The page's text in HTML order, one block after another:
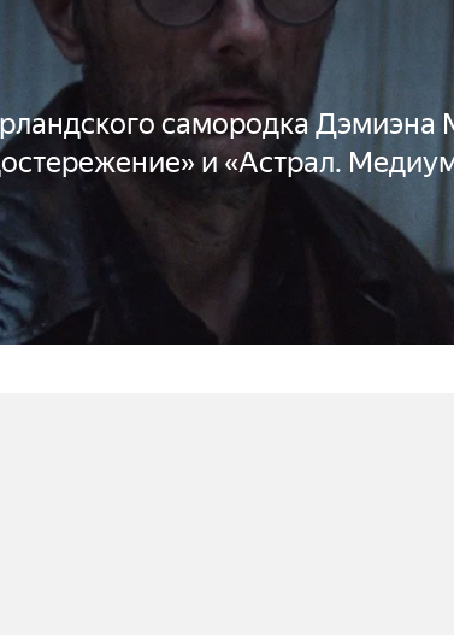
самородка Дэмиэна
и «Астрал.